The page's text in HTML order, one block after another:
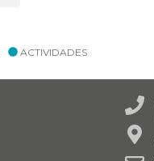
ACTIVIDADES